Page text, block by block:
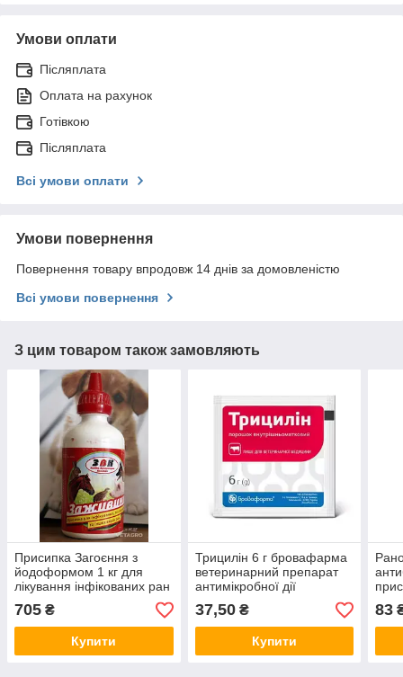
Умови оплати
Післяплата
Оплата на рахунок
Готівкою
Післяплата
Всі умови оплати
Умови повернення
Повернення товару впродовж 14 днів за домовленістю
Всі умови повернення
З цим товаром також замовляють
Присипка Загоєння з
йодоформом 1 кг для
лікування інфікованих ран
у тварин
705 ₴
Купити
Трицилін 6 г бровафарма
ветеринарний препарат
антимікробної дії
37,50₴
Купити
83